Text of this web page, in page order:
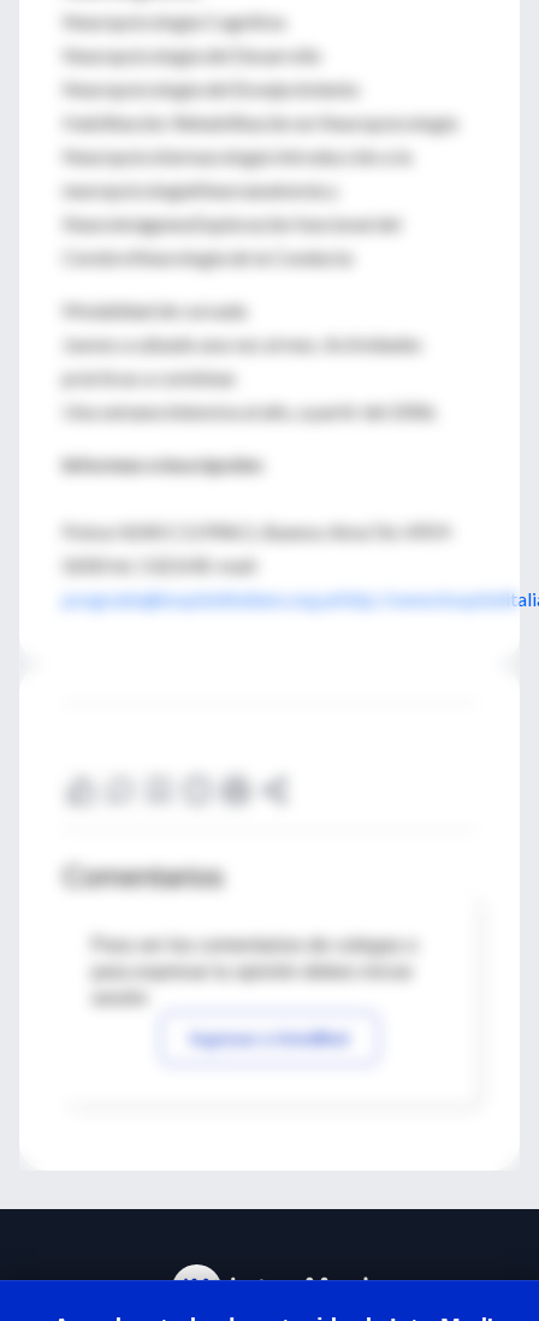
Neuropsicología Cognitiva
Neuropsicología del Desarrollo
Neuropsicología del Envejecimiento
Habilitación-Rehabilitación en Neuropsicología
Neuropsicofarmacología Introducción a la
neuropsicologíaNeuroanatomía y
NeuroimágenesExploración funcional del
CerebroNeurología de la Conducta
Modalidad de cursada
Jueves a sábado una vez al mes. Actividades
prácticas a combinar.
Una semana intensiva al año, a partir del 2006.
Informes e inscripción:
Potosí 4240 C1199ACL Buenos AiresTel. 4959-
0200 Int. 5323/4E-mail:
posgrado@hospitalitaliano.org.arhttp://
Comentarios
Para ver los comentarios de colegas o
Ingresar a IntraMed